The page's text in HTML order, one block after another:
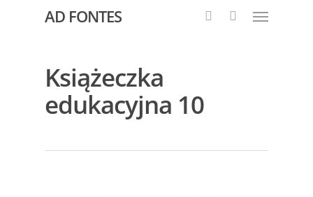
AD FONTES
Książeczka
edukacyjna 10